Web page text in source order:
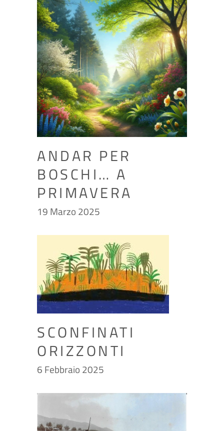
ANDAR PER
BOSCHI… A
PRIMAVERA
19 Marzo 2025
SCONFINATI
ORIZZONTI
6 Febbraio 2025